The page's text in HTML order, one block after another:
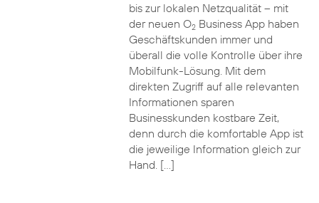
bis zur lokalen Netzqualität – mit
der neuen O2Business App haben
Geschäftskunden immer und
überall die volle Kontrolle über ihre
Mobilfunk-Lösung. Mit dem
direkten Zugriff auf alle relevanten
Informationen sparen
Businesskunden kostbare Zeit,
denn durch die komfortable App ist
die jeweilige Information gleich zur
Hand. […]